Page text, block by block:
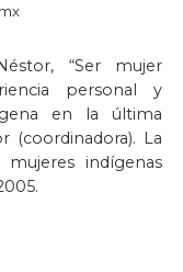
“Ser mujer
personal y
en la última
(coordinadora). La
indígenas